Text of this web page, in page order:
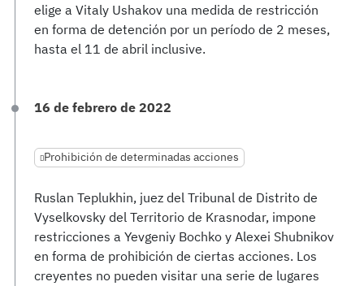
elige a Vitaly Ushakov una medida de restricción
en forma de detención por un período de 2 meses,
hasta el 11 de abril inclusive.
16 de febrero de 2022
Prohibición de determinadas acciones
Ruslan Teplukhin, juez del Tribunal de Distrito de
Vyselkovsky del Territorio de Krasnodar, impone
restricciones a Yevgeniy Bochko y Alexei Shubnikov
en forma de prohibición de ciertas acciones. Los
creyentes no pueden visitar una serie de lugares